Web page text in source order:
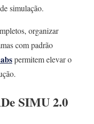
simulação.
organizar
com padrão
permitem elevar o
SIMU 2.0